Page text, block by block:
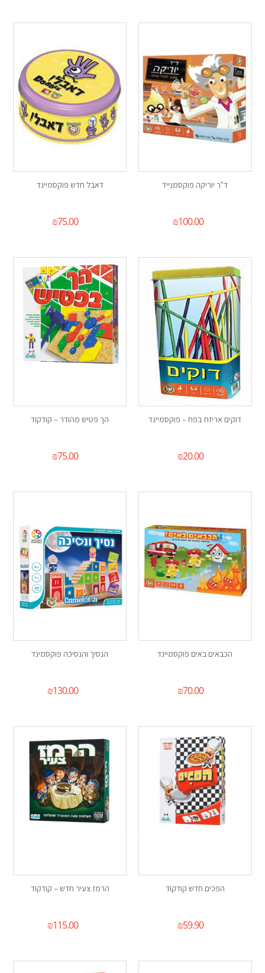
ד"ר יוריקה פוקסמנייד
₪100.00
דאבל חדש פוקסמיינד
₪75.00
דוקים אריזת בפח – פוקסמיינד
₪20.00
הך פטיש מהודר – קודקוד
₪75.00
הכבאים באים פוקסמיינד
₪70.00
הנסיך והנסיכה פוקסמינד
₪130.00
הפכים חדש קודקוד
₪59.90
הרמז צעיר חדש – קודקוד
₪115.00